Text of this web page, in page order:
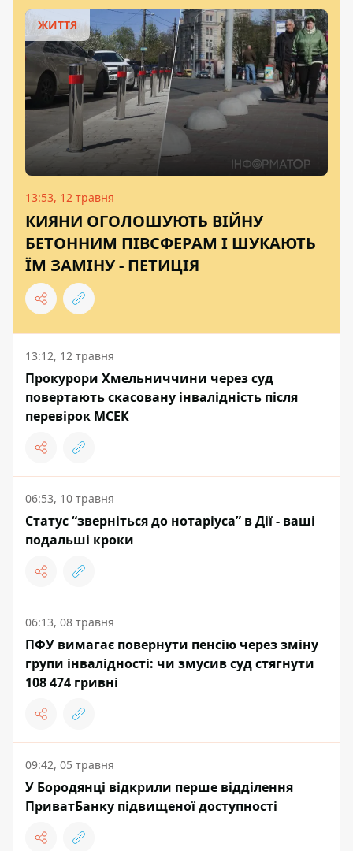
ЖИТТЯ
13:53, 12 травня
КИЯНИ ОГОЛОШУЮТЬ ВІЙНУ
БЕТОННИМ ПІВСФЕРАМ І ШУКАЮТЬ
ЇМ ЗАМІНУ - ПЕТИЦІЯ
13:12, 12 травня
Прокурори Хмельниччини через суд
повертають скасовану інвалідність після
перевірок МСЕК
06:53, 10 травня
Cтатус “зверніться до нотаріуса” в Дії - ваші
подальші кроки
06:13, 08 травня
ПФУ вимагає повернути пенсію через зміну
групи інвалідності: чи змусив суд стягнути
108 474 гривні
09:42, 05 травня
У Бородянці відкрили перше відділення
ПриватБанку підвищеної доступності